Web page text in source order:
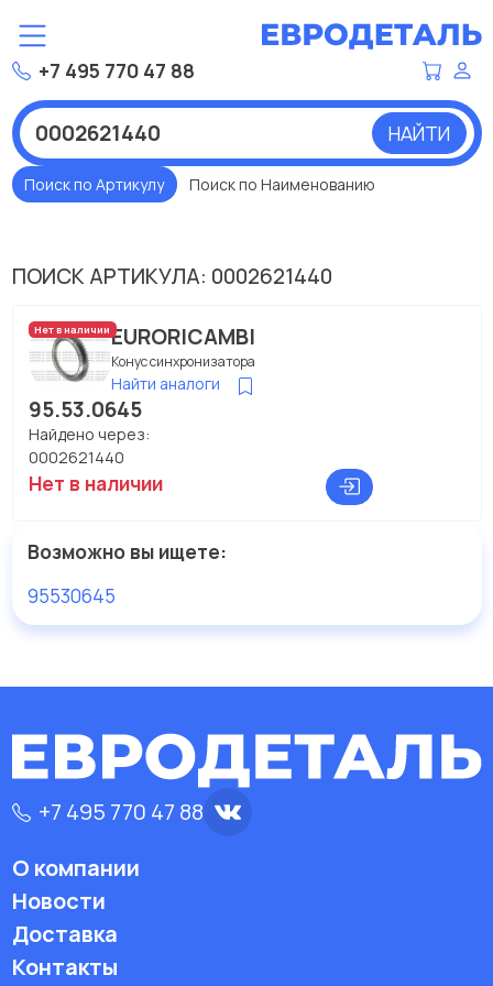
+7 495 770 47 88
НАЙТИ
Поиск по Артикулу Поиск по Наименованию
ПОИСК АРТИКУЛА: 0002621440
Нет в наличииEURORICAMBI
Конус синхронизатора
Найти аналоги
95.53.0645
Найдено через:
0002621440
Нет в наличии
Возможно вы ищете:
95530645
+7 495 770 47 88
О компании
Новости
Доставка
Контакты